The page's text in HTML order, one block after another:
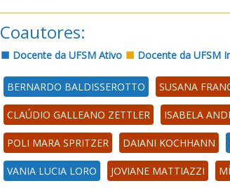
Coautores:
Docente da UFSM Ativo Docente da UFSM
BERNARDO BALDISSEROTTO SUSANA
CLAÚDIO GALLEANO ZETTLER ISABELA
POLI MARA SPRITZER DAIANI KOCHHANN
VANIA LUCIA LORO JOVIANE MATTIAZZI